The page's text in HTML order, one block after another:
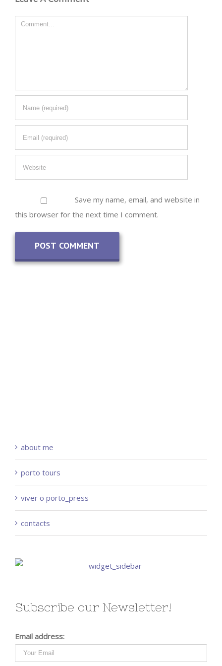
Comment
Save my name, email, and website in
this browser for the next time I comment.
about me
porto tours
viver o porto_press
contacts
Subscribe our Newsletter!
Email address: